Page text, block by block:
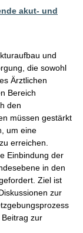
akut- und
und
die sowohl
Ärztlichen
Bereich
den
müssen gestärkt
um eine
erreichen.
Einbindung der
in den
Ziel ist
zur
zur